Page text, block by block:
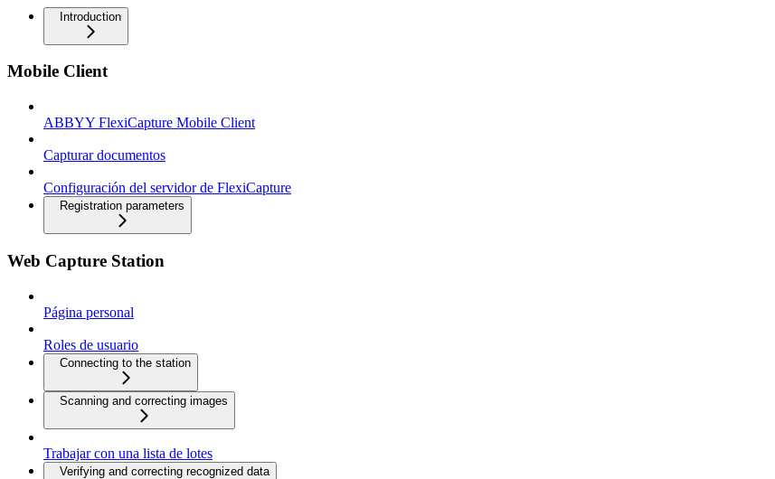
Introduction
Mobile Client
ABBYY FlexiCapture Mobile Client
Capturar documentos
Configuración del servidor de FlexiCapture
Registration parameters
Web Capture Station
Página personal
Roles de usuario
Connecting to the station
Scanning and correcting images
Trabajar con una lista de lotes
Verifying and correcting recognized data